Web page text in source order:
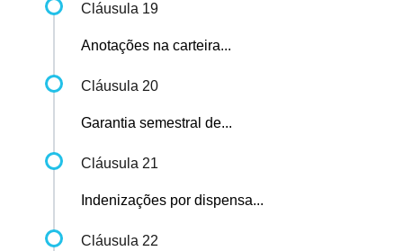
Cláusula 19
Anotações na carteira...
Cláusula 20
Garantia semestral de...
Cláusula 21
Indenizações por dispensa...
Cláusula 22